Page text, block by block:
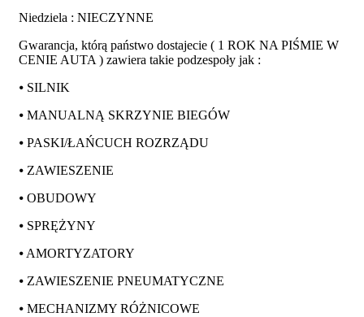
Niedziela : NIECZYNNE
Gwarancja, którą państwo dostajecie ( 1 ROK NA PIŚMIE W
CENIE AUTA ) zawiera takie podzespoły jak :
⦁ SILNIK
⦁ MANUALNĄ SKRZYNIE BIEGÓW
⦁ PASKI/ŁAŃCUCH ROZRZĄDU
⦁ ZAWIESZENIE
⦁ OBUDOWY
⦁ SPRĘŻYNY
⦁ AMORTYZATORY
⦁ ZAWIESZENIE PNEUMATYCZNE
⦁ MECHANIZMY RÓŻNICOWE